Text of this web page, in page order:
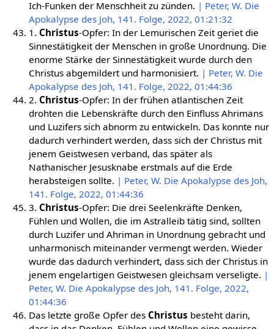
Ich-Funken der Menschheit zu zünden. | Peter, W. Die
Apokalypse des Joh, 141. Folge, 2022, 01:21:32
1. Christus-Opfer: In der Lemurischen Zeit geriet die
Sinnestätigkeit der Menschen in große Unordnung. Die
enorme Stärke der Sinnestätigkeit wurde durch den
Christus abgemildert und harmonisiert. | Peter, W. Die
Apokalypse des Joh, 141. Folge, 2022, 01:44:36
2. Christus-Opfer: In der frühen atlantischen Zeit
drohten die Lebenskräfte durch den Einfluss Ahrimans
und Luzifers sich abnorm zu entwickeln. Das konnte nur
dadurch verhindert werden, dass sich der Christus mit
jenem Geistwesen verband, das später als
Nathanischer Jesusknabe erstmals auf die Erde
herabsteigen sollte. | Peter, W. Die Apokalypse des Joh,
141. Folge, 2022, 01:44:36
3. Christus-Opfer: Die drei Seelenkräfte Denken,
Fühlen und Wollen, die im Astralleib tätig sind, sollten
durch Luzifer und Ahriman in Unordnung gebracht und
unharmonisch miteinander vermengt werden. Wieder
wurde das dadurch verhindert, dass sich der Christus in
jenem engelartigen Geistwesen gleichsam verseligte. |
Peter, W. Die Apokalypse des Joh, 141. Folge, 2022,
01:44:36
Das letzte große Opfer des Christus besteht darin,